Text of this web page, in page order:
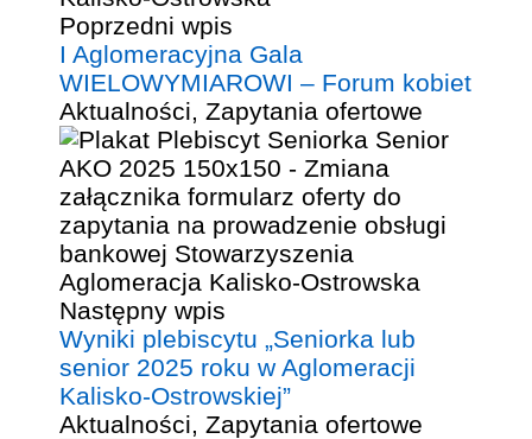
Poprzedni wpis
I Aglomeracyjna Gala
WIELOWYMIAROWI – Forum kobiet
Aktualności
Zapytania ofertowe
Następny wpis
Wyniki plebiscytu „Seniorka lub
senior 2025 roku w Aglomeracji
Kalisko-Ostrowskiej”
Aktualności
Zapytania ofertowe